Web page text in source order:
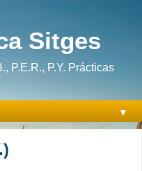
Sitges
P.E.R., P.Y. Prácticas
▼